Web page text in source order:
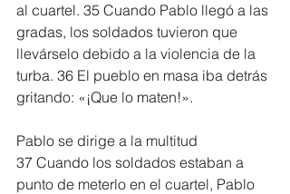
al cuartel. 35 Cuando Pablo llegó a las
gradas, los soldados tuvieron que
llevárselo debido a la violencia de la
turba. 36 El pueblo en masa iba detrás
gritando: «¡Que lo maten!».
Pablo se dirige a la multitud
37 Cuando los soldados estaban a
punto de meterlo en el cuartel, Pablo